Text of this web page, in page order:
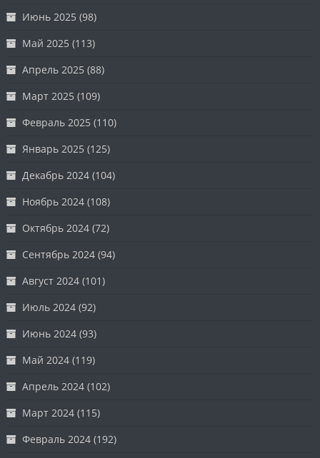
Июнь 2025 (98)
Май 2025 (113)
Апрель 2025 (88)
Март 2025 (109)
Февраль 2025 (110)
Январь 2025 (125)
Декабрь 2024 (104)
Ноябрь 2024 (108)
Октябрь 2024 (72)
Сентябрь 2024 (94)
Август 2024 (101)
Июль 2024 (92)
Июнь 2024 (93)
Май 2024 (119)
Апрель 2024 (102)
Март 2024 (115)
Февраль 2024 (192)